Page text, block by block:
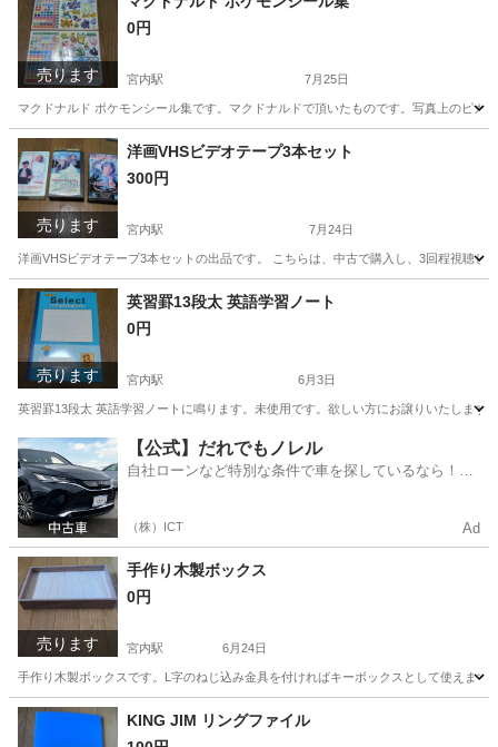
売ります
0円
宮内駅 7月25日
マクドナルド ポケモンシール集です。マクドナルドで頂いたものです。写真上のピ
新潟 長岡市 宮内駅 その他
売ります
洋画VHSビデオテープ3本セット
300円
宮内駅 7月24日
洋画VHSビデオテープ3本セットの出品です。 こちらは、中古で購入し、3回程視聴
新潟 長岡市 宮内駅 DVD/ブルーレイ
売ります
英習罫13段太 英語学習ノート
0円
宮内駅 6月3日
英習罫13段太 英語学習ノートに鳴ります。未使用です。欲しい方にお譲りいたします。
新潟 長岡市 宮内駅 その他
【公式】だれでもノレル
自社ローンなど特別な条件で車を探しているなら！金
（株）ICT Ad
売ります
手作り木製ボックス
0円
宮内駅 6月24日
手作り木製ボックスです。L字のねじ込み金具を付ければキーボックスとして使えま
新潟 長岡市 その他
KING JIM リングファイル